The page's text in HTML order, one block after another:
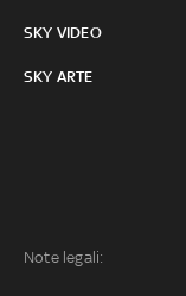
SKY VIDEO
SKY ARTE
Note legali: